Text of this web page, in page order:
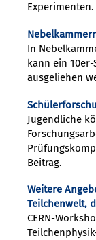
Experimenten.
In
kann ein
ausgeliehen
Jugendliche
Beitrag.
Weitere
Teilchenwelt,
CERN-